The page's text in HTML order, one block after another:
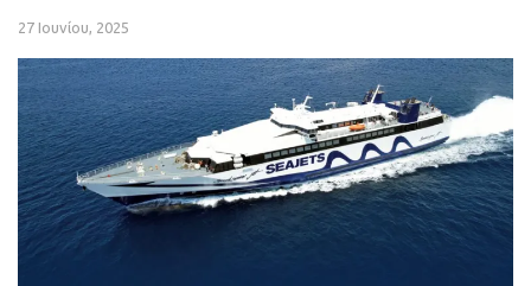
27 Ιουνίου, 2025